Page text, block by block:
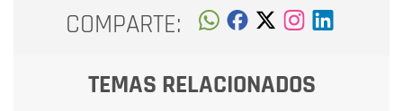
COMPARTE:
TEMAS RELACIONADOS